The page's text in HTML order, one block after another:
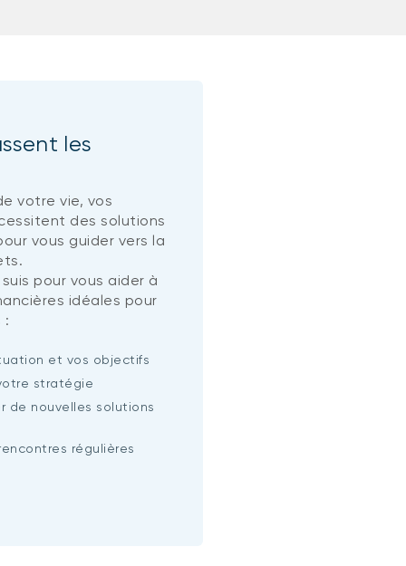
les
votre vie, vos
des solutions
vous guider vers la
pour vous aider à
idéales pour
:
et vos objectifs
stratégie
de nouvelles solutions
régulières